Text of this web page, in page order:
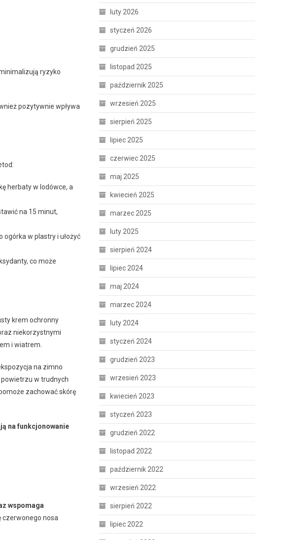
ryzyko
pozytywnie wpływa
herbaty w lodówce, a
na 15 minut,
ogórka w plastry i ułożyć
co może
krem ochronny
niekorzystnymi
i wiatrem.
na zimno
w trudnych
zachować skórę
na funkcjonowanie
wspomaga
czerwonego nosa
luty 2026
styczeń 2026
grudzień 2025
listopad 2025
październik 2025
wrzesień 2025
sierpień 2025
lipiec 2025
czerwiec 2025
maj 2025
kwiecień 2025
marzec 2025
luty 2025
sierpień 2024
lipiec 2024
maj 2024
marzec 2024
luty 2024
styczeń 2024
grudzień 2023
wrzesień 2023
kwiecień 2023
styczeń 2023
grudzień 2022
listopad 2022
październik 2022
wrzesień 2022
sierpień 2022
lipiec 2022